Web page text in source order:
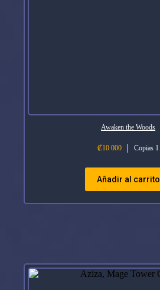
Awaken the Woods
₡10 000 Copias 1
Añadir al carrito